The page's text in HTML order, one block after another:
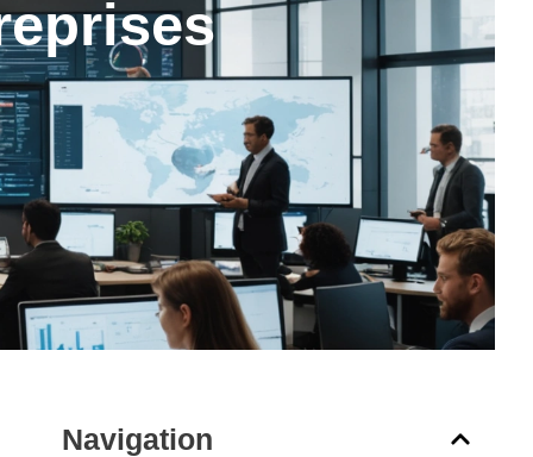
Navigation